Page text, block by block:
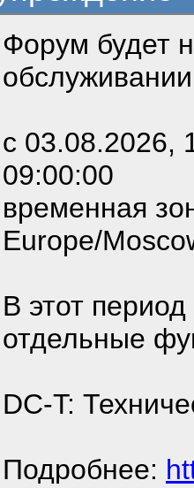
Форум будет
с 03.08.2026,
09:00:00
временная
Europe/
В этот
отдельные
DC-T:
Подробнее:
на
для
с